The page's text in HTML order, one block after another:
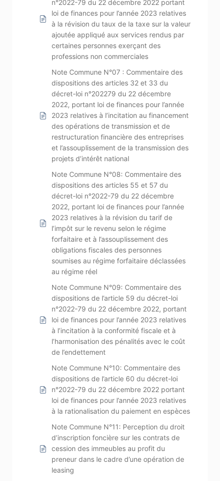
n°2022-79 du 22 décembre 2022 portant
loi de finances pour l’année 2023 relatives
à la révision du taux de la taxe sur la valeur
ajoutée appliqué aux services rendus par
certaines personnes exerçant des
professions non commerciales
Note Commune N°07 : Commentaire des
dispositions des articles 32 et 33 du
décret-loi n°202279 du 22 décembre
2022, portant loi de finances pour l’année
2023 relatives à l’incitation au financement
des opérations de transmission et de
restructuration financière des entreprises
et l’assouplissement de la transmission des
projets d’intérêt national
Note Commune N°08: Commentaire des
dispositions des articles 55 et 57 du
décret-loi n°2022-79 du 22 décembre
2022, portant loi de finances pour l’année
2023 relatives à la révision du tarif de
l’impôt sur le revenu selon le régime
forfaitaire et à l’assouplissement des
obligations fiscales des personnes
soumises au régime forfaitaire déclassées
au régime réel
Note Commune N°09: Commentaire des
dispositions de l’article 59 du décret-loi
n°2022-79 du 22 décembre 2022, portant
loi de finances pour l’année 2023 relatives
à l’incitation à la conformité fiscale et à
l’harmonisation des pénalités avec le coût
de l’endettement
Note Commune N°10: Commentaire des
dispositions de l’article 60 du décret-loi
n°2022-79 du 22 décembre 2022 portant
loi de finances pour l’année 2023 relatives
à la rationalisation du paiement en espèces
Note Commune N°11: Perception du droit
d’inscription foncière sur les contrats de
cession des immeubles au profit du
preneur dans le cadre d’une opération de
leasing